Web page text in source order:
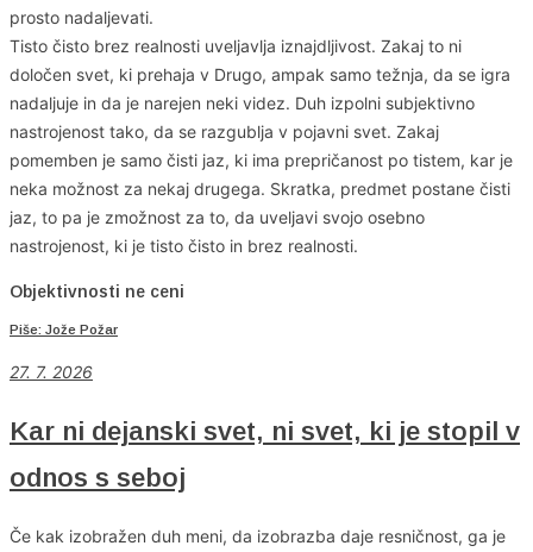
prosto nadaljevati.
Tisto čisto brez realnosti uveljavlja iznajdljivost. Zakaj to ni
določen svet, ki prehaja v Drugo, ampak samo težnja, da se igra
nadaljuje in da je narejen neki videz. Duh izpolni subjektivno
nastrojenost tako, da se razgublja v pojavni svet. Zakaj
pomemben je samo čisti jaz, ki ima prepričanost po tistem, kar je
neka možnost za nekaj drugega. Skratka, predmet postane čisti
jaz, to pa je zmožnost za to, da uveljavi svojo osebno
nastrojenost, ki je tisto čisto in brez realnosti.
Objektivnosti ne ceni
Piše: Jože Požar
27. 7. 2026
Kar ni dejanski svet, ni svet, ki je stopil v
odnos s seboj
Če kak izobražen duh meni, da izobrazba daje resničnost, ga je